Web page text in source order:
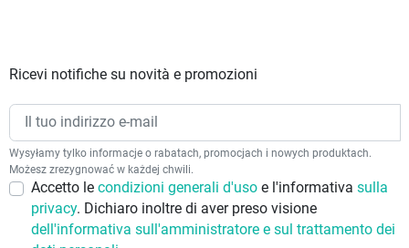
Ricevi notifiche su novità e promozioni
Wysyłamy tylko informacje o rabatach, promocjach i nowych produktach.
Możesz zrezygnować w każdej chwili.
Accetto le condizioni generali d'uso e l'informativa sulla
privacy. Dichiaro inoltre di aver preso visione
dell'informativa sull'amministratore e sul trattamento dei